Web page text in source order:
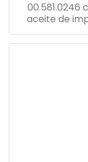
aceite de